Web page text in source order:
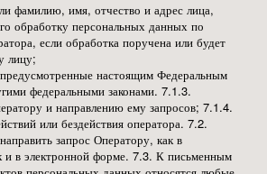
фамилию, имя, отчество и адрес лица,
обработку персональных данных по
если обработка поручена или будет
лицу;
настоящим Федеральным
федеральными законами. 7.1.3.
и направлению ему запросов; 7.1.4.
или бездействия оператора. 7.2.
запрос Оператору, как в
и в электронной форме. 7.3. К письменным
Персональных данных